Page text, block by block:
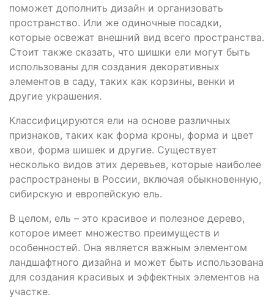
поможет дополнить дизайн и организовать
пространство. Или же одиночные посадки,
которые освежат внешний вид всего пространства.
Стоит также сказать, что шишки ели могут быть
использованы для создания декоративных
элементов в саду, таких как корзины, венки и
другие украшения.
Классифицируются ели на основе различных
признаков, таких как форма кроны, форма и цвет
хвои, форма шишек и другие. Существует
несколько видов этих деревьев, которые наиболее
распространены в России, включая обыкновенную,
сибирскую и европейскую ель.
В целом, ель – это красивое и полезное дерево,
которое имеет множество преимуществ и
особенностей. Она является важным элементом
ландшафтного дизайна и может быть использована
для создания красивых и эффектных элементов на
участке.